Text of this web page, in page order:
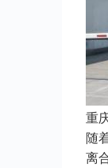
重
随
离